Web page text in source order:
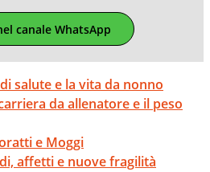
canale WhatsApp
salute e la vita da nonno
da allenatore e il peso
e Moggi
affetti e nuove fragilità